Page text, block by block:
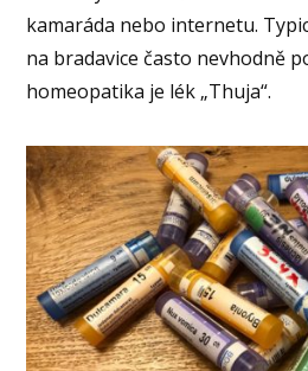
kamaráda nebo internetu.
na bradavice často nevhodně
homeopatika je lék „Thuja“.